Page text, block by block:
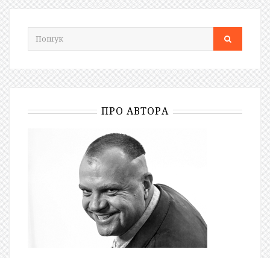
ПРО АВТОРА